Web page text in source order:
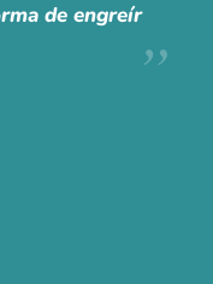
🐾
de engreír